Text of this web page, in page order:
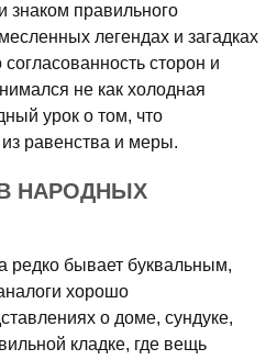
правильного
легендах и загадках
сторон и
не как холодная
урок о том, что
из равенства и меры.
НАРОДНЫХ
редко бывает буквальным,
хорошо
о доме, сундуке,
кладке, где вещь